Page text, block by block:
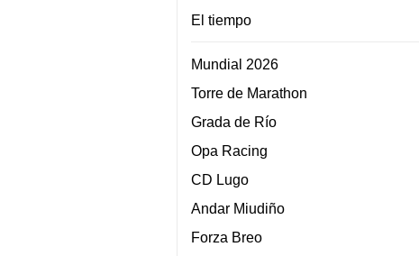
El tiempo
Mundial 2026
Torre de Marathon
Grada de Río
Opa Racing
CD Lugo
Andar Miudiño
Forza Breo